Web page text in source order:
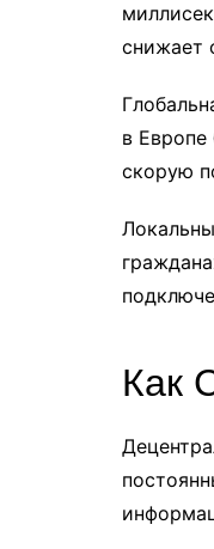
снижает
в Европе
скорую
Как